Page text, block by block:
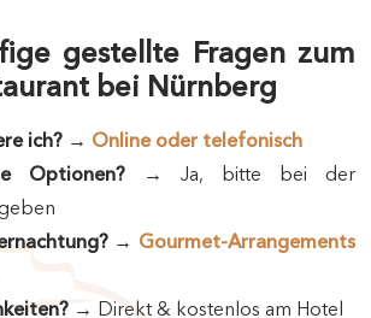
gestellte Fragen zum
bei Nürnberg
ich? → Online oder telefonisch
Optionen? → Ja, bitte bei der
→ Gourmet-Arrangements
→ Direkt & kostenlos am Hotel